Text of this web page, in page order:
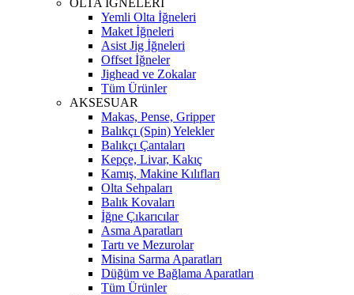
OLTA İĞNELERİ
Yemli Olta İğneleri
Maket İğneleri
Asist Jig İğneleri
Offset İğneler
Jighead ve Zokalar
Tüm Ürünler
AKSESUAR
Makas, Pense, Gripper
Balıkçı (Spin) Yelekler
Balıkçı Çantaları
Kepçe, Livar, Kakıç
Kamış, Makine Kılıfları
Olta Sehpaları
Balık Kovaları
İğne Çıkarıcılar
Asma Aparatları
Tartı ve Mezurolar
Misina Sarma Aparatları
Düğüm ve Bağlama Aparatları
Tüm Ürünler